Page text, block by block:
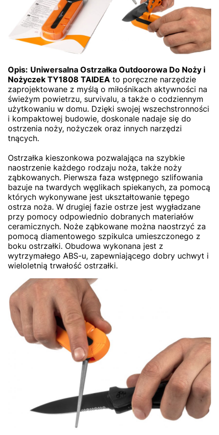
Opis: Uniwersalna Ostrzałka Outdoorowa Do Noży i
Nożyczek TY1808 TAIDEA to poręczne narzędzie
zaprojektowane z myślą o miłośnikach aktywności na
świeżym powietrzu, survivalu, a także o codziennym
użytkowaniu w domu. Dzięki swojej wszechstronności
i kompaktowej budowie, doskonale nadaje się do
ostrzenia noży, nożyczek oraz innych narzędzi
tnących.
Ostrzałka kieszonkowa pozwalająca na szybkie
naostrzenie każdego rodzaju noża, także noży
ząbkowanych. Pierwsza faza wstępnego szlifowania
bazuje na twardych węglikach spiekanych, za pomocą
których wykonywane jest ukształtowanie tępego
ostrza noża. W drugiej fazie ostrze jest wygładzane
przy pomocy odpowiednio dobranych materiałów
ceramicznych. Noże ząbkowane można naostrzyć za
pomocą diamentowego szpikulca umieszczonego z
boku ostrzałki. Obudowa wykonana jest z
wytrzymałego ABS-u, zapewniającego dobry uchwyt i
wieloletnią trwałość ostrzałki.